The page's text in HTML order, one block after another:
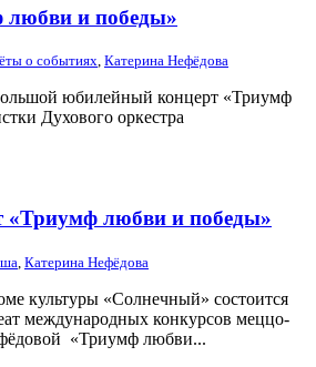
любви и победы»
о событиях, Катерина Нефёдова
юбилейный концерт «Триумф
Духового оркестра
«Триумф любви и победы»
Катерина Нефёдова
культуры «Солнечный» состоится
международных конкурсов меццо-
«Триумф любви...